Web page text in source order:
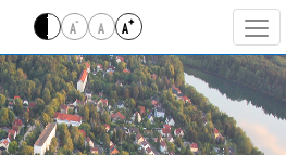
ein-/
A
-
A A
+